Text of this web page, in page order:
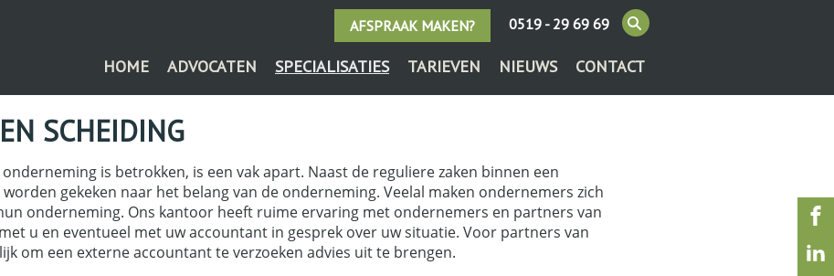
AFSPRAAK MAKEN? 0519 - 29 69 69
HOME ADVOCATEN SPECIALISATIES TARIEVEN NIEUWS CONTACT
SCHEIDING
is betrokken, is een vak apart. Naast de reguliere zaken binnen een
gekeken naar het belang van de onderneming. Veelal maken ondernemers zich
onderneming. Ons kantoor heeft ruime ervaring met ondernemers en partners van
u en eventueel met uw accountant in gesprek over uw situatie. Voor partners van
om een externe accountant te verzoeken advies uit te brengen.